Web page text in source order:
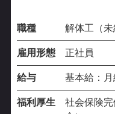
職種 解体工（未
雇用形態 正社員
給与 基本給：
福利厚生
社会保険